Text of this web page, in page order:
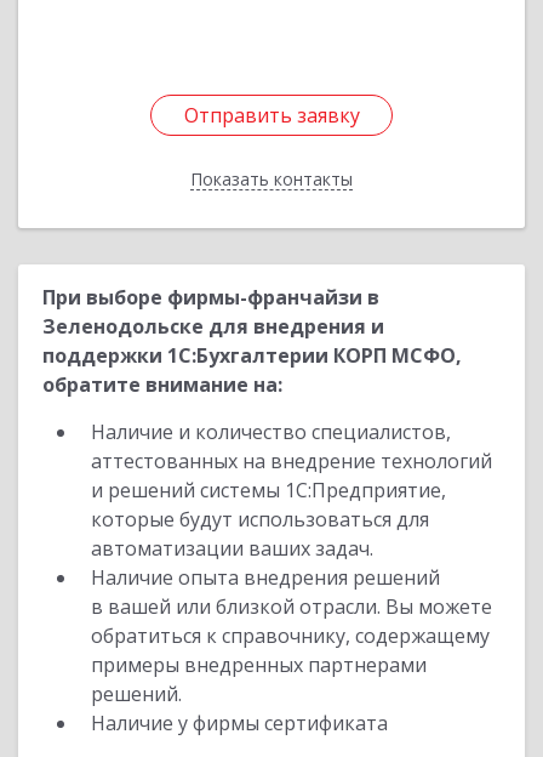
Отправить заявку
Показать контакты
Отправить заявку
Назад
При выборе фирмы-франчайзи в
Зеленодольске для внедрения и
поддержки 1С:Бухгалтерии КОРП МСФО,
обратите внимание на:
Наличие и количество специалистов,
аттестованных на внедрение технологий
и решений системы 1С:Предприятие,
которые будут использоваться для
автоматизации ваших задач.
Наличие опыта внедрения решений
в вашей или близкой отрасли. Вы можете
обратиться к справочнику, содержащему
примеры внедренных партнерами
решений.
Наличие у фирмы сертификата